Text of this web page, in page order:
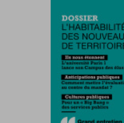
Nous suivre